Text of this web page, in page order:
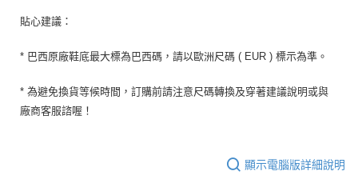
貼心建議：
* 巴西原廠鞋底最大標為巴西碼，請以歐洲尺碼 ( EUR ) 標示為準。
* 為避免換貨等候時間，訂購前請注意尺碼轉換及穿著建議說明或與
廠商客服諮喔！
顯示電腦版詳細說明